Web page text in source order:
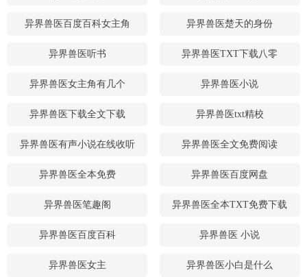
异界兽医百度百科女主角 异界兽医楚天的身份
异界兽医听书 异界兽医TXT下载八零
异界兽医女主角有几个 异界兽医小说
异界兽医下载全文下载 异界兽医txt精校
异界兽医有声小说在线收听 异界兽医全文免费阅读
异界兽医全本免费 异界兽医百度网盘
异界兽医笔趣阁 异界兽医全本TXT免费下载
异界兽医百度百科 异界兽医 小说
异界兽医女主 异界兽医小白是什么